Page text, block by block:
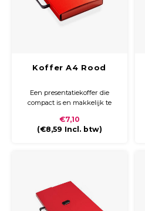
Koffer A4 Rood
Een presentatiekoffer die
compact is en makkelijk te
karton met handvat en zwart
kunststoffen clip sluiting.
€7,10
(€8,59 Incl. btw)